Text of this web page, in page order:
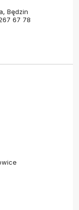
Będzin
67 78